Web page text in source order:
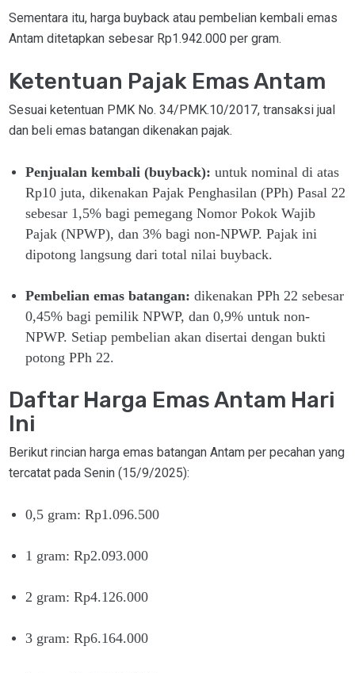
Sementara itu, harga buyback atau pembelian kembali emas
Antam ditetapkan sebesar Rp1.942.000 per gram.
Ketentuan Pajak Emas Antam
Sesuai ketentuan PMK No. 34/PMK.10/2017, transaksi jual
dan beli emas batangan dikenakan pajak.
Penjualan kembali (buyback): untuk nominal di atas
Rp10 juta, dikenakan Pajak Penghasilan (PPh) Pasal 22
sebesar 1,5% bagi pemegang Nomor Pokok Wajib
Pajak (NPWP), dan 3% bagi non-NPWP. Pajak ini
dipotong langsung dari total nilai buyback.
Pembelian emas batangan: dikenakan PPh 22 sebesar
0,45% bagi pemilik NPWP, dan 0,9% untuk non-
NPWP. Setiap pembelian akan disertai dengan bukti
potong PPh 22.
Daftar Harga Emas Antam Hari
Ini
Berikut rincian harga emas batangan Antam per pecahan yang
tercatat pada Senin (15/9/2025):
0,5 gram: Rp1.096.500
1 gram: Rp2.093.000
2 gram: Rp4.126.000
3 gram: Rp6.164.000